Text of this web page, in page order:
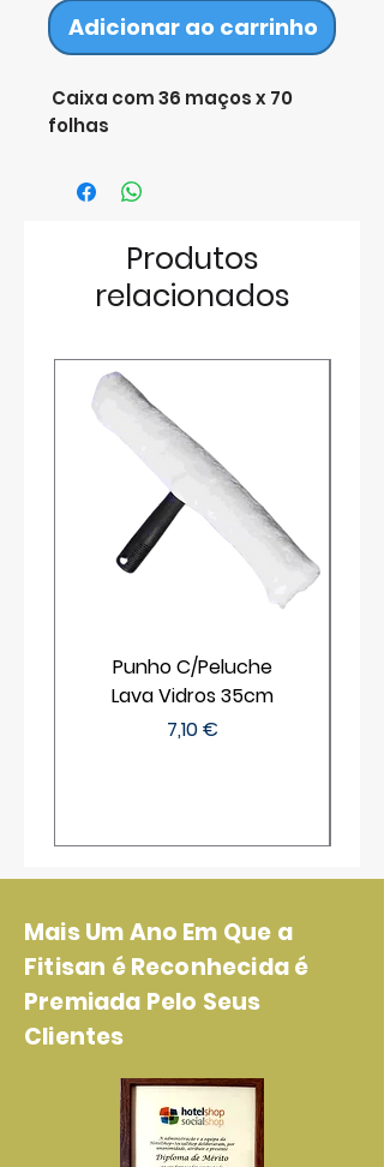
Adicionar ao carrinho
Caixa com 36 maços x 70
folhas
Produtos
relacionados
Punho C/Peluche
Lava Vidros 35cm
Preço
7,10 €
Mais Um Ano Em Que a
Fitisan é Reconhecida é
Premiada Pelo Seus
Clientes